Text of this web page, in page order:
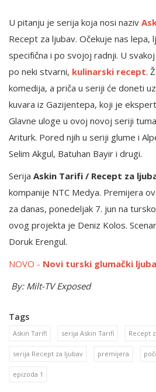
U pitanju je serija koja nosi naziv
Recept za ljubav. Očekuje nas lepa,
specifična i po svojoj radnji. U
po neki stvarni, kulinarski recept.
komedija, a priča u seriji će doneti
kuvara iz Gazijentepa, koji je
Glavne uloge u ovoj novoj seriji
Ariturk. Pored njih u seriji glume i
Selim Akgul, Batuhan Bayir i drugi.
Serija Askin Tarifi / Recept za
kompanije NTC Medya. Premijera
za danas, ponedeljak 7. jun na
ovog projekta je Deniz Kolos.
Doruk Erengul.
NOVO - Novi turski glumački
By: Milt-TV Exposed
Tags
Askin Tarifi serija Askin Tarifi Recept
serija Recept za ljubav premijera
epizoda 1